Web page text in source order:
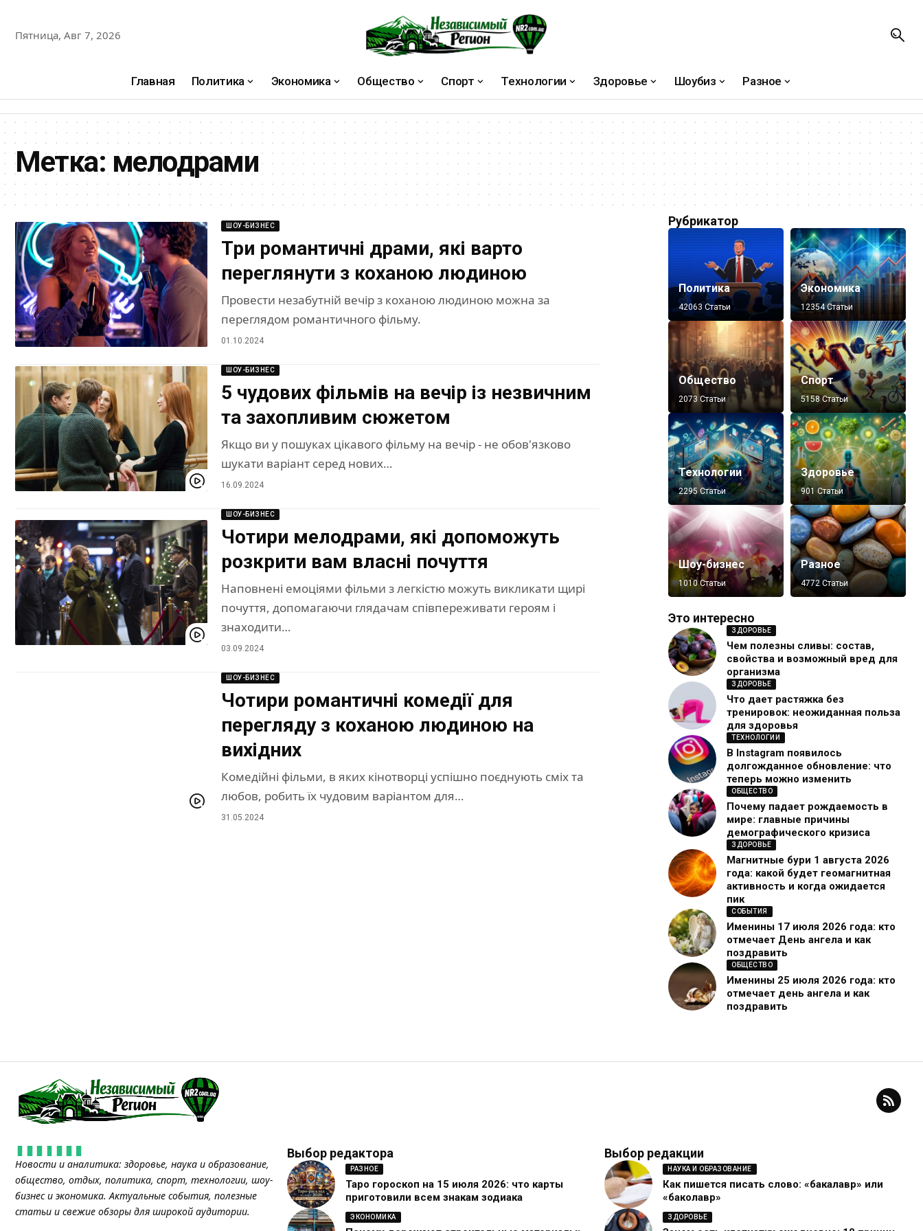
Пятница, Авг 7, 2026
Главная Политика Экономика Общество Спорт Технологии Здоровье Шоубиз Разное
Метка:мелодрами
ШОУ-БИЗНЕС
Три романтичні драми, які варто
переглянути з коханою людиною
Провести незабутній вечір з коханою людиною можна за
переглядом романтичного фільму.
01.10.2024
ШОУ-БИЗНЕС
5 чудових фільмів на вечір із незвичним
та захопливим сюжетом
Якщо ви у пошуках цікавого фільму на вечір - не обов'язково
шукати варіант серед нових…
16.09.2024
ШОУ-БИЗНЕС
Чотири мелодрами, які допоможуть
розкрити вам власні почуття
Наповнені емоціями фільми з легкістю можуть викликати щирі
почуття, допомагаючи глядачам співпереживати героям і
знаходити…
03.09.2024
ШОУ-БИЗНЕС
Чотири романтичні комедії для
перегляду з коханою людиною на
вихідних
Комедійні фільми, в яких кінотворці успішно поєднують сміх та
любов, робить їх чудовим варіантом для…
31.05.2024
Рубрикатор
Политика
42063 Статьи
Экономика
12354 Статьи
Общество
2073 Статьи
Спорт
5158 Статьи
Технологии
2295 Статьи
Здоровье
901 Статьи
Шоу-бизнес
1010 Статьи
Разное
4772 Статьи
Это интересно
ЗДОРОВЬЕ
Чем полезны сливы: состав,
свойства и возможный вред для
организма
ЗДОРОВЬЕ
Что дает растяжка без
тренировок: неожиданная польза
для здоровья
ТЕХНОЛОГИИ
В Instagram появилось
долгожданное обновление: что
теперь можно изменить
ОБЩЕСТВО
Почему падает рождаемость в
мире: главные причины
демографического кризиса
ЗДОРОВЬЕ
Магнитные бури 1 августа 2026
года: какой будет геомагнитная
активность и когда ожидается
пик
СОБЫТИЯ
Именины 17 июля 2026 года: кто
отмечает День ангела и как
поздравить
ОБЩЕСТВО
Именины 25 июля 2026 года: кто
отмечает день ангела и как
поздравить
Новости и аналитика: здоровье, наука и образование,
общество, отдых, политика, спорт, технологии, шоу-
бизнес и экономика. Актуальные события, полезные
статьи и свежие обзоры для широкой аудитории.
Выбор редактора
РАЗНОЕ
Таро гороскоп на 15 июля 2026: что карты
приготовили всем знакам зодиака
ЭКОНОМИКА
Выбор редакции
НАУКА И ОБРАЗОВАНИЕ
Как пишется писать слово: «бакалавр» или
«баколавр»
ЗДОРОВЬЕ